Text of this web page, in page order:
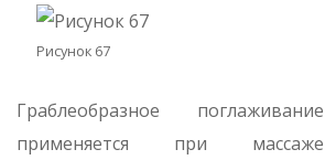
Рисунок 67
Граблеобразное поглаживание
применяется при массаже